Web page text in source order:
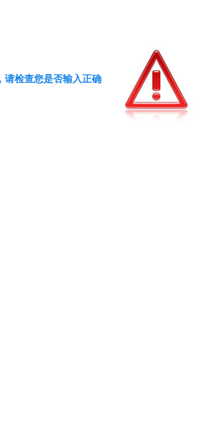
请检查您是否输入正确